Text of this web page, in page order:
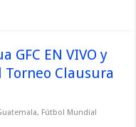
GFC EN VIVO y
Torneo Clausura
, Fútbol Mundial